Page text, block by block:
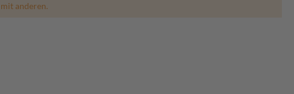
anderen.